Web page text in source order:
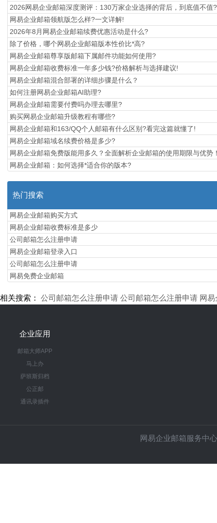
2026网易企业邮箱深度测评：130万家企业选择的背后，到底值不值?
网易企业邮箱领航版怎么样?一文详解!
2026年8月网易企业邮箱续费优惠活动是什么?
除了价格，哪个网易企业邮箱版本性价比*高?
网易企业邮箱尊享版邮箱下属邮件功能如何使用?
网易企业邮箱收费标准一年多少钱?价格解析与选择建议!
网易企业邮箱混合部署的详细步骤是什么？
如何注册网易企业邮箱AI助理?
网易企业邮箱需要付费吗办理去哪里?
购买网易企业邮箱升级教程有哪些?
网易企业邮箱和163/QQ个人邮箱有什么区别?看完这篇就懂了!
网易企业邮箱域名续费价格是多少?
网易企业邮箱免费版能用多久？全面解析企业邮箱的使用期限与优势
网易企业邮箱：如何选择*适合你的版本?
热门搜索
网易企业邮箱购买方式
网易企业邮箱收费标准是多少
公司邮箱怎么注册申请
网易企业邮箱登录入口
公司邮箱怎么注册申请
网易免费企业邮箱
相关搜索： 公司邮箱怎么注册申请 公司邮箱怎么注册申请 网
企业应用
邮箱大师APP
马上办
萨班斯归档
公正邮
通讯录插件
网易企业邮箱服务